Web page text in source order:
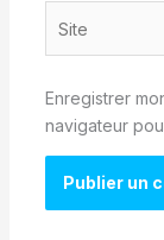
Enregistrer
navigateur